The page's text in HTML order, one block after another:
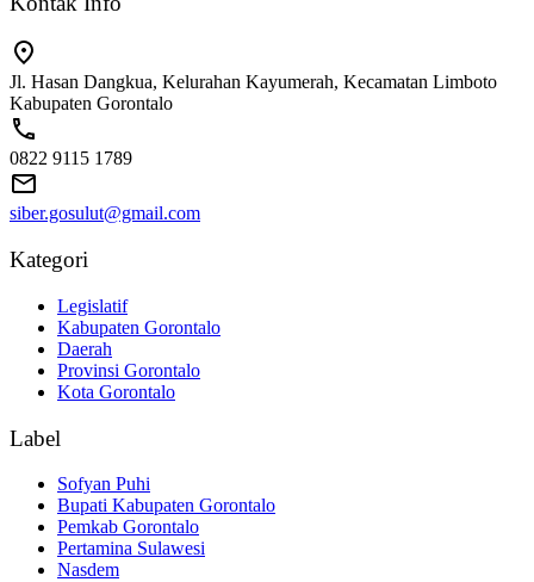
Jl. Hasan Dangkua, Kelurahan Kayumerah, Kecamatan Limboto
Kabupaten Gorontalo
0822 9115 1789
siber.gosulut@gmail.com
Kategori
Legislatif
Kabupaten Gorontalo
Daerah
Provinsi Gorontalo
Kota Gorontalo
Label
Sofyan Puhi
Bupati Kabupaten Gorontalo
Pemkab Gorontalo
Pertamina Sulawesi
Nasdem